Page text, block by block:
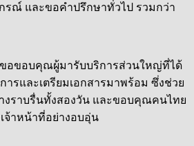
รณ์ และขอคำปรึกษาทั่วไป รวมกว่า
อขอบคุณผู้มารับบริการส่วนใหญ่ที่ได้
ารและเตรียมเอกสารมาพร้อม ซึ่งช่วย
งราบรื่นทั้งสองวัน และขอบคุณคนไทย
จ้าหน้าที่อย่างอบอุ่น